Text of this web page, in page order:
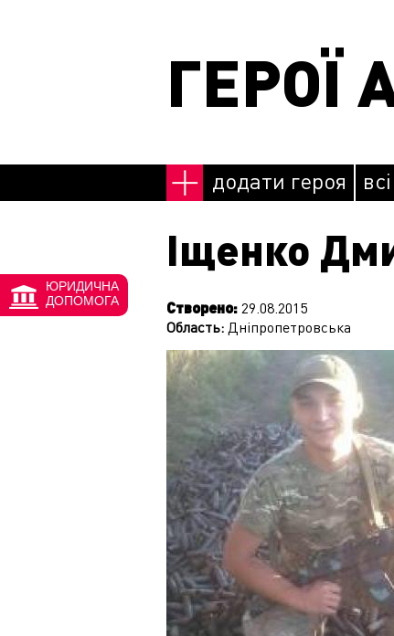
ГЕРОЇ
додати героя
Іщенко
Створено: 29.08.2015
Область: Дніпропетровська
ЮРИДИЧНА
ДОПОМОГА